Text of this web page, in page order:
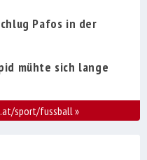
Pafos in der
mühte sich lange
sport/fussball»